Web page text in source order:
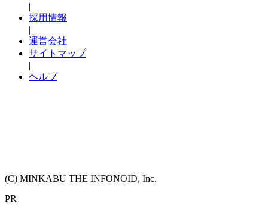
|
採用情報
|
運営会社
サイトマップ
|
ヘルプ
(C) MINKABU THE INFONOID, Inc.
PR